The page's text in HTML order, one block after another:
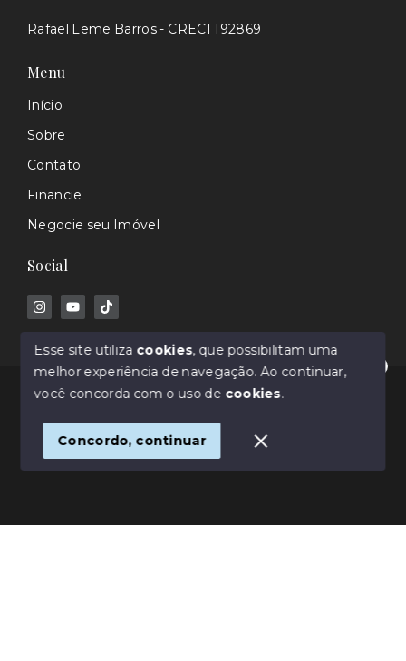
Olá! Estamos disponíveis para te ajudar.
Rafael Leme Barros - CRECI 192869
Menu
Início
Sobre
Contato
Financie
Negocie seu Imóvel
Social
© Copyright 2026 - Rafael Barros - Corretor de
SITE PARA IMOBILIARIA
Esse site utiliza cookies, que possibilitam uma
melhor experiência de navegação.Ao continuar,
você concorda com o uso de cookies.
Concordo, continuar